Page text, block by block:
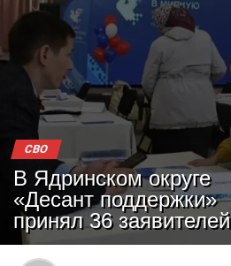
СВО
В Ядринском округе
«Десант поддержки»
принял 36 заявителей